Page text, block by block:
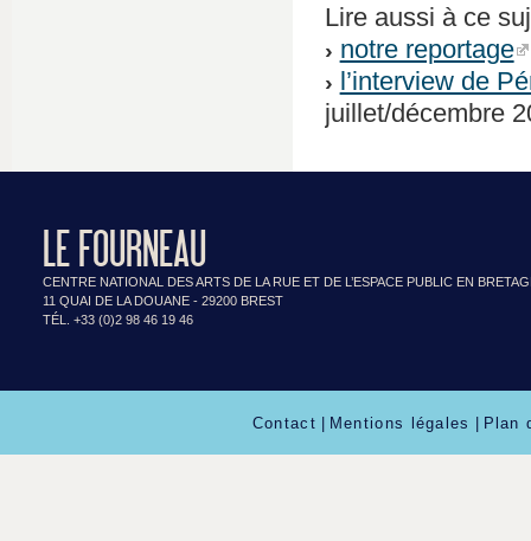
Lire aussi à ce
notre reportage
l’interview de
juillet/décembre
LE FOURNEAU
CENTRE NATIONAL DES ARTS DE LA RUE ET DE L’ESPACE PUBLIC EN
11 QUAI DE LA DOUANE - 29200 BREST
TÉL. +33 (0)2 98 46 19 46
Contact | Mentions légales | Plan